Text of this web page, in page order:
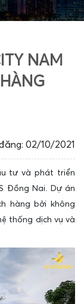
NAM
02/10/2021
tư và phát triển
Đồng Nai. Dự án
hàng bởi không
thống dịch vụ và